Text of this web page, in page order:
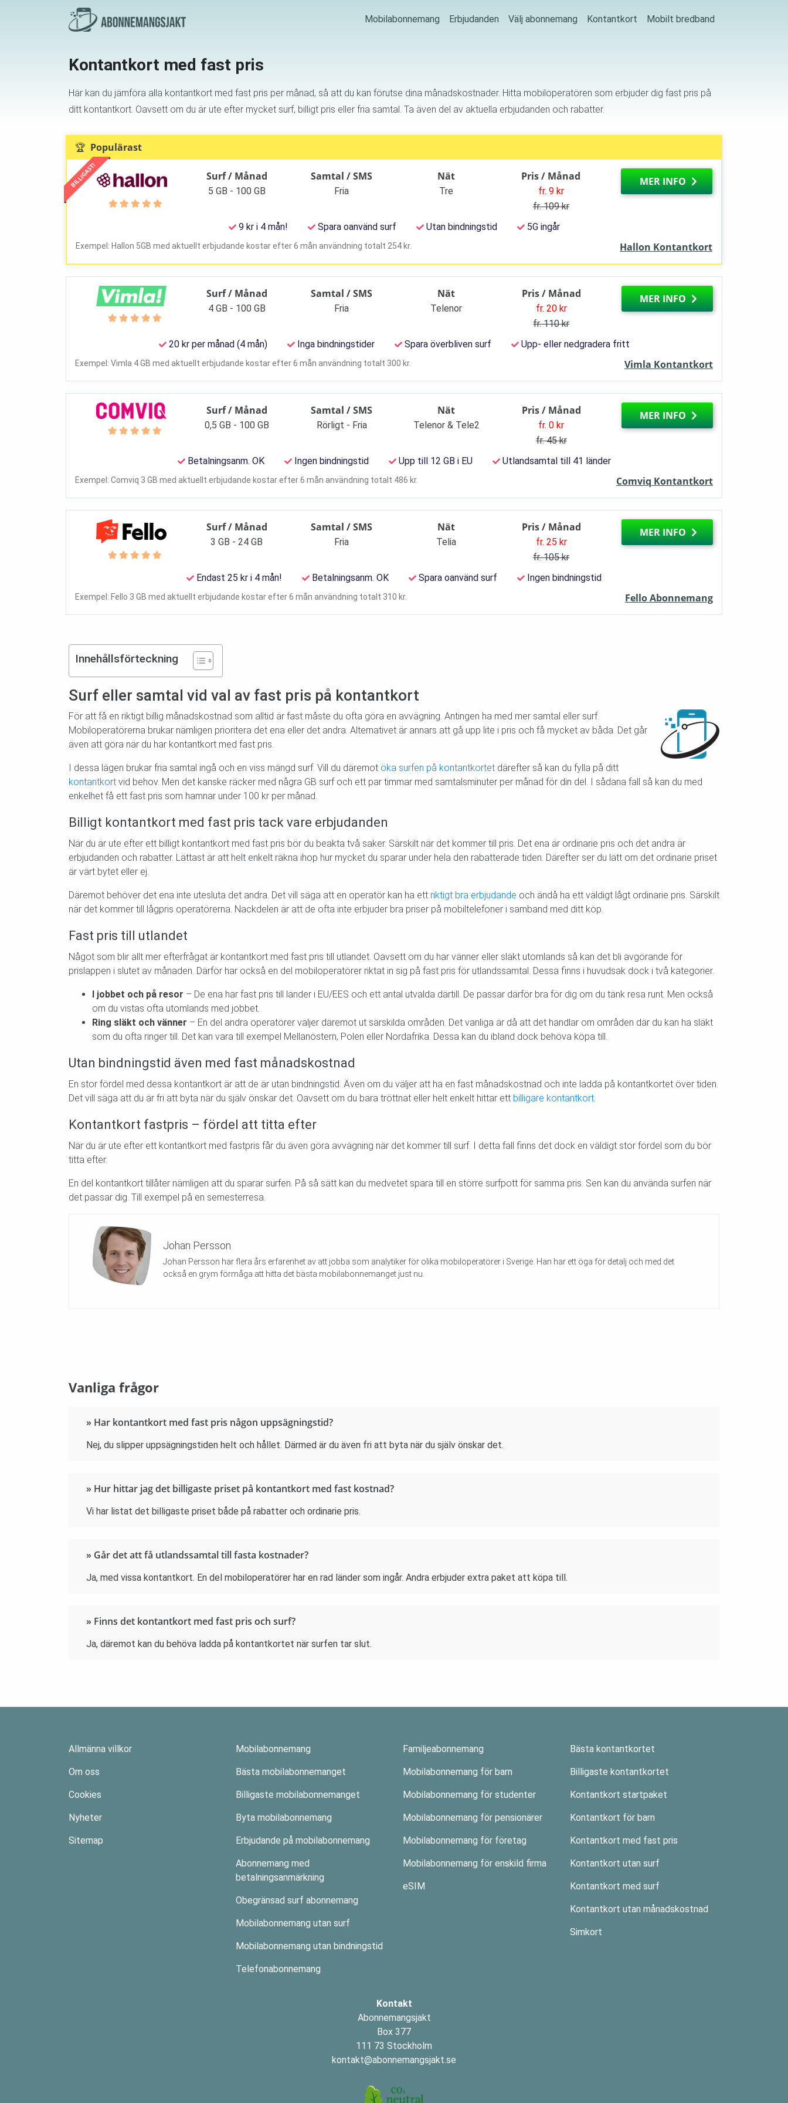
Mobilabonnemang Erbjudanden Välj abonnemang Kontantkort Mobilt bredband
Kontantkort med fast pris
Här kan du jämföra alla kontantkort med fast pris per månad, så att du kan förutse dina månadskostnader. Hitta mobiloperatören som erbjuder dig fast pris på
ditt kontantkort. Oavsett om du är ute efter mycket surf, billigt pris eller fria samtal. Ta även del av aktuella erbjudanden och rabatter.
🏆 Populärast
BILLIGAST! Surf / Månad
5 GB - 100 GB
Samtal / SMS
Fria
Nät
Tre
Pris / Månad
fr. 9 kr
fr. 109 kr
MER INFO
9 kr i 4 mån! Spara oanvänd surf Utan bindningstid 5G ingår
Exempel: Hallon 5GB med aktuellt erbjudande kostar efter 6 mån användning totalt 254 kr. Hallon Kontantkort
Surf / Månad
4 GB - 100 GB
Samtal / SMS
Fria
Nät
Telenor
Pris / Månad
fr. 20 kr
fr. 110 kr
MER INFO
20 kr per månad (4 mån) Inga bindningstider Spara överbliven surf Upp- eller nedgradera fritt
Exempel: Vimla 4 GB med aktuellt erbjudande kostar efter 6 mån användning totalt 300 kr. Vimla Kontantkort
Surf / Månad
0,5 GB - 100 GB
Samtal / SMS
Rörligt - Fria
Nät
Telenor & Tele2
Pris / Månad
fr. 0 kr
fr. 45 kr
MER INFO
Betalningsanm. OK Ingen bindningstid Upp till 12 GB i EU Utlandsamtal till 41 länder
Exempel: Comviq 3 GB med aktuellt erbjudande kostar efter 6 mån användning totalt 486 kr. Comviq Kontantkort
Surf / Månad
3 GB - 24 GB
Samtal / SMS
Fria
Nät
Telia
Pris / Månad
fr. 25 kr
fr. 105 kr
MER INFO
Endast 25 kr i 4 mån! Betalningsanm. OK Spara oanvänd surf Ingen bindningstid
Exempel: Fello 3 GB med aktuellt erbjudande kostar efter 6 mån användning totalt 310 kr. Fello Abonnemang
Innehållsförteckning
Surf eller samtal vid val av fast pris på kontantkort
För att få en riktigt billig månadskostnad som alltid är fast måste du ofta göra en avvägning. Antingen ha med mer samtal eller surf.
Mobiloperatörerna brukar nämligen prioritera det ena eller det andra. Alternativet är annars att gå upp lite i pris och få mycket av båda. Det går
även att göra när du har kontantkort med fast pris.
I dessa lägen brukar fria samtal ingå och en viss mängd surf. Vill du däremot öka surfen på kontantkortet därefter så kan du fylla på ditt
kontantkort vid behov. Men det kanske räcker med några GB surf och ett par timmar med samtalsminuter per månad för din del. I sådana fall så kan du med
enkelhet få ett fast pris som hamnar under 100 kr per månad.
Billigt kontantkort med fast pris tack vare erbjudanden
När du är ute efter ett billigt kontantkort med fast pris bör du beakta två saker. Särskilt när det kommer till pris. Det ena är ordinarie pris och det andra är
erbjudanden och rabatter. Lättast är att helt enkelt räkna ihop hur mycket du sparar under hela den rabatterade tiden. Därefter ser du lätt om det ordinarie priset
är värt bytet eller ej.
Däremot behöver det ena inte utesluta det andra. Det vill säga att en operatör kan ha ett riktigt bra erbjudande och ändå ha ett väldigt lågt ordinarie pris. Särskilt
när det kommer till lågpris operatörerna. Nackdelen är att de ofta inte erbjuder bra priser på mobiltelefoner i samband med ditt köp.
Fast pris till utlandet
Något som blir allt mer efterfrågat är kontantkort med fast pris till utlandet. Oavsett om du har vänner eller släkt utomlands så kan det bli avgörande för
prislappen i slutet av månaden. Därför har också en del mobiloperatörer riktat in sig på fast pris för utlandssamtal. Dessa finns i huvudsak dock i två kategorier.
I jobbet och på resor – De ena har fast pris till länder i EU/EES och ett antal utvalda därtill. De passar därför bra för dig om du tänk resa runt. Men också
om du vistas ofta utomlands med jobbet.
Ring släkt och vänner – En del andra operatörer väljer däremot ut särskilda områden. Det vanliga är då att det handlar om områden där du kan ha släkt
som du ofta ringer till. Det kan vara till exempel Mellanöstern, Polen eller Nordafrika. Dessa kan du ibland dock behöva köpa till.
Utan bindningstid även med fast månadskostnad
En stor fördel med dessa kontantkort är att de är utan bindningstid. Även om du väljer att ha en fast månadskostnad och inte ladda på kontantkortet över tiden.
Det vill säga att du är fri att byta när du själv önskar det. Oavsett om du bara tröttnat eller helt enkelt hittar ett billigare kontantkort.
Kontantkort fastpris – fördel att titta efter
När du är ute efter ett kontantkort med fastpris får du även göra avvägning när det kommer till surf. I detta fall finns det dock en väldigt stor fördel som du bör
titta efter.
En del kontantkort tillåter nämligen att du sparar surfen. På så sätt kan du medvetet spara till en större surfpott för samma pris. Sen kan du använda surfen när
det passar dig. Till exempel på en semesterresa.
Johan Persson
Johan Persson har flera års erfarenhet av att jobba som analytiker för olika mobiloperatörer i Sverige. Han har ett öga för detalj och med det
också en grym förmåga att hitta det bästa mobilabonnemanget just nu.
Vanliga frågor
» Har kontantkort med fast pris någon uppsägningstid?
Nej, du slipper uppsägningstiden helt och hållet. Därmed är du även fri att byta när du själv önskar det.
» Hur hittar jag det billigaste priset på kontantkort med fast kostnad?
Vi har listat det billigaste priset både på rabatter och ordinarie pris.
» Går det att få utlandssamtal till fasta kostnader?
Ja, med vissa kontantkort. En del mobiloperatörer har en rad länder som ingår. Andra erbjuder extra paket att köpa till.
» Finns det kontantkort med fast pris och surf?
Ja, däremot kan du behöva ladda på kontantkortet när surfen tar slut.
Allmänna villkor
Om oss
Cookies
Nyheter
Sitemap
Mobilabonnemang
Bästa mobilabonnemanget
Billigaste mobilabonnemanget
Byta mobilabonnemang
Erbjudande på mobilabonnemang
Abonnemang med
betalningsanmärkning
Obegränsad surf abonnemang
Mobilabonnemang utan surf
Mobilabonnemang utan bindningstid
Telefonabonnemang
Familjeabonnemang
Mobilabonnemang för barn
Mobilabonnemang för studenter
Mobilabonnemang för pensionärer
Mobilabonnemang för företag
Mobilabonnemang för enskild firma
eSIM
Bästa kontantkortet
Billigaste kontantkortet
Kontantkort startpaket
Kontantkort för barn
Kontantkort med fast pris
Kontantkort utan surf
Kontantkort med surf
Kontantkort utan månadskostnad
Simkort
Kontakt
Abonnemangsjakt
Box 377
111 73 Stockholm
kontakt@abonnemangsjakt.se